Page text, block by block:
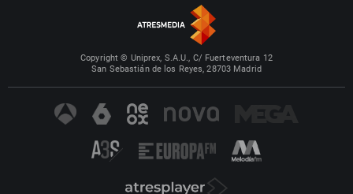
Copyright © Uniprex, S.A.U., C/ Fuerteventura 12
San Sebastián de los Reyes, 28703 Madrid